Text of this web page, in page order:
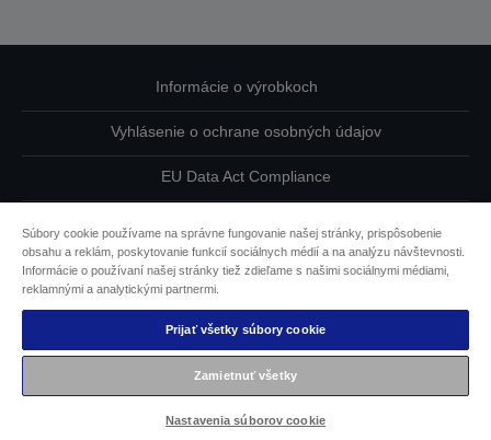
Informácie o výrobkoch
Vyhlásenie o ochrane osobných údajov
EU Data Act Compliance
Informácie o súboroch cookie
Záväzok spoločnosti Epson k dostupnosti
Obsah chránený autorskými právami © 2026 spoločnosti
Seiko Epson
Súbory cookie používame na správne fungovanie našej stránky, prispôsobenie
obsahu a reklám, poskytovanie funkcií sociálnych médií a na analýzu návštevnosti.
Informácie o používaní našej stránky tiež zdieľame s našimi sociálnymi médiami,
reklamnými a analytickými partnermi.
Prijať všetky súbory cookie
Zamietnuť všetky
Nastavenia súborov cookie